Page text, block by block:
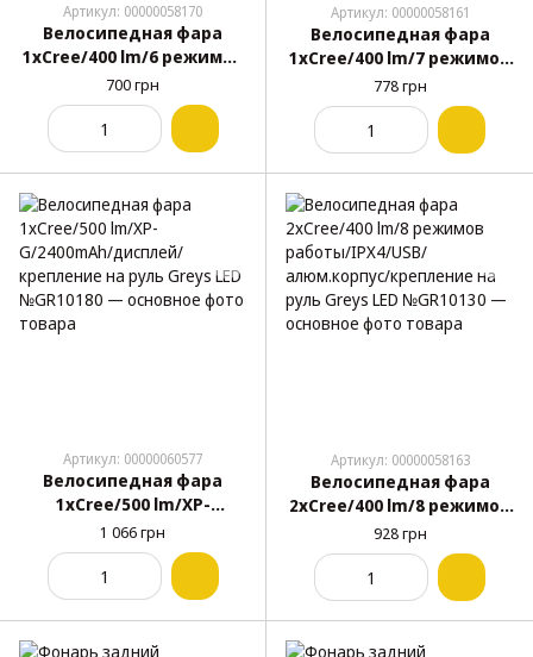
Артикул: 00000058170
Велосипедная фара
1xCree/400 lm/6 режимов
работы/IPX4/microUSB/
крепление на руль Greys
LED №GR11140
700 грн
Артикул: 00000058161
Велосипедная фара
1xCree/400 lm/7 режимов
работы/IPX4/microUSB/
алюм.корпус/крепление
на руль Greys LED
№GR10110
778 грн
Артикул: 00000060577
Велосипедная фара
1xCree/500 lm/XP-
G/2400mAh/дисплей/
крепление на руль Greys
LED №GR10180
1 066 грн
Артикул: 00000058163
Велосипедная фара
2xCree/400 lm/8 режимов
работы/IPX4/USB/
алюм.корпус/крепление
на руль Greys LED
№GR10130
928 грн